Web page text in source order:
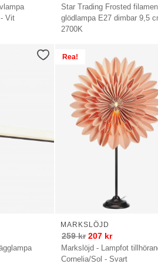
Vit
Star Trading Frosted
glödlampa E27 dimbar 9,5
2700K
Rea!
Markslöjd - Lampfot
Cornelia/Sol - Svart
MARKSLÖJD
259kr 207 kr